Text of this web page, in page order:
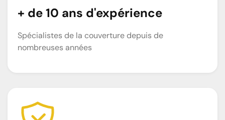
+ de 10 ans d'expérience
Spécialistes de la couverture depuis de
nombreuses années